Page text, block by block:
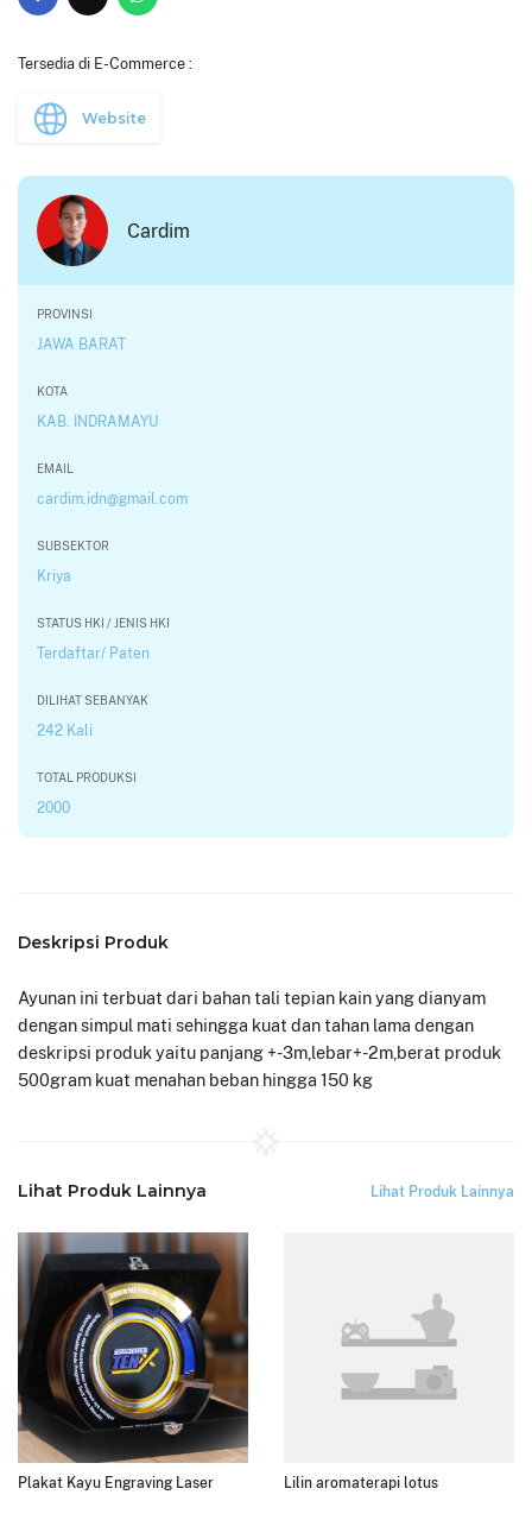
Tersedia di E-Commerce :
Website
Cardim
PROVINSI
JAWA BARAT
KOTA
KAB. INDRAMAYU
EMAIL
cardim.idn@gmail.com
SUBSEKTOR
Kriya
STATUS HKI / JENIS HKI
Terdaftar/ Paten
DILIHAT SEBANYAK
242 Kali
TOTAL PRODUKSI
2000
Deskripsi Produk
Ayunan ini terbuat dari bahan tali tepian kain yang dianyam
dengan simpul mati sehingga kuat dan tahan lama dengan
deskripsi produk yaitu panjang +-3m,lebar+-2m,berat produk
500gram kuat menahan beban hingga 150 kg
Lihat Produk Lainnya Lihat Produk Lainnya
Plakat Kayu Engraving Laser Lilin aromaterapi lotus